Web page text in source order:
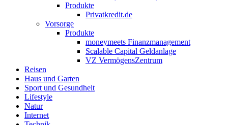
Produkte
Privatkredit.de
Vorsorge
Produkte
moneymeets Finanzmanagement
Scalable Capital Geldanlage
VZ VermögensZentrum
Reisen
Haus und Garten
Sport und Gesundheit
Lifestyle
Natur
Internet